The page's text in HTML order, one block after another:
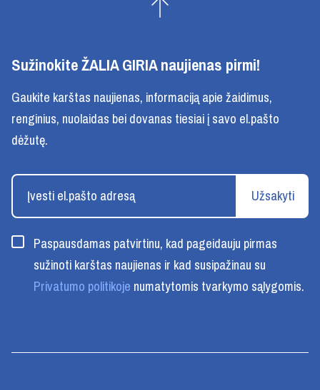
Sužinokite ŽALIA GIRIA naujienas pirmi!
Gaukite karštas naujienas, informaciją apie žaidimus,
renginius, nuolaidas bei dovanas tiesiai į savo el.pašto
dėžutę.
Užsakyti
Paspausdamas patvirtinu, kad pageidauju pirmas
sužinoti karštas naujienas ir kad susipažinau su
Privatumo politikojenumatytomis tvarkymo sąlygomis.